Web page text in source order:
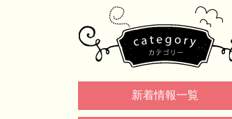
新着情報一覧